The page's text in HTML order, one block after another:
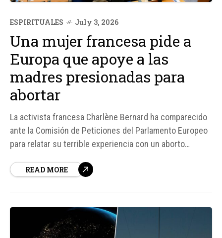
ESPIRITUALES July 3, 2026
Una mujer francesa pide a
Europa que apoye a las
madres presionadas para
abortar
La activista francesa Charlène Bernard ha comparecido
ante la Comisión de Peticiones del Parlamento Europeo
para relatar su terrible experiencia con un aborto
continuar con sus embarazos a pesar de las presiones
READ MORE